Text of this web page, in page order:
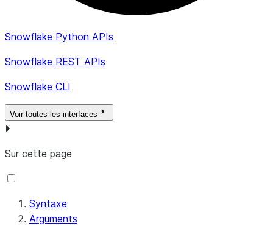
Snowflake Python APIs
Snowflake REST APIs
Snowflake CLI
Voir toutes les interfaces
Sur cette page
Syntaxe
Arguments